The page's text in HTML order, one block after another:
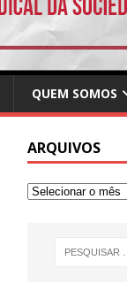
QUEM SOMOS
ARQUIVOS